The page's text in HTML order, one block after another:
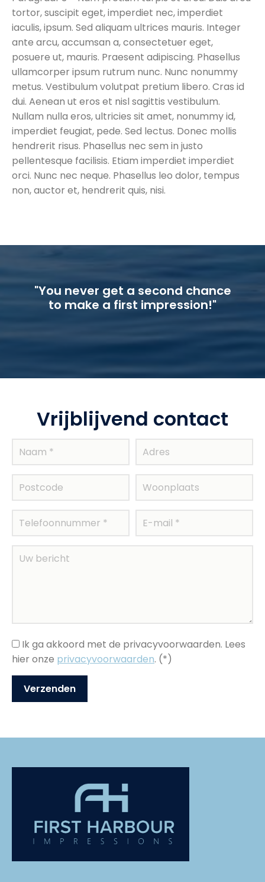
tortor, suscipit eget, imperdiet nec, imperdiet
iaculis, ipsum. Sed aliquam ultrices mauris. Integer
ante arcu, accumsan a, consectetuer eget,
posuere ut, mauris. Praesent adipiscing. Phasellus
ullamcorper ipsum rutrum nunc. Nunc nonummy
metus. Vestibulum volutpat pretium libero. Cras id
dui. Aenean ut eros et nisl sagittis vestibulum.
Nullam nulla eros, ultricies sit amet, nonummy id,
imperdiet feugiat, pede. Sed lectus. Donec mollis
hendrerit risus. Phasellus nec sem in justo
pellentesque facilisis. Etiam imperdiet imperdiet
orci. Nunc nec neque. Phasellus leo dolor, tempus
non, auctor et, hendrerit quis, nisi.
"You never get a second chance
to make a first impression!"
Vrijblijvend contact
Ik ga akkoord met de privacyvoorwaarden. Lees
hier onze privacyvoorwaarden. (*)